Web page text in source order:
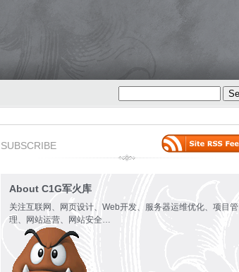
SUBSCRIBE
About C1G军火库
关注互联网、网页设计、Web开发、服务器运维优化、项目管
理、网站运营、网站安全…